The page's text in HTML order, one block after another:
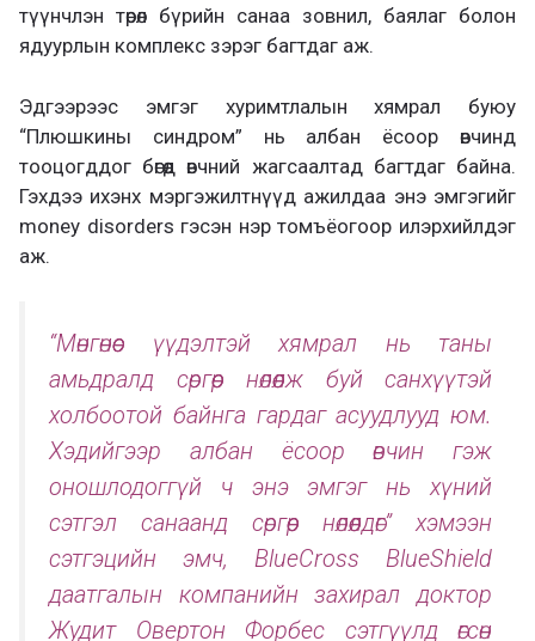
түүнчлэн төрөл бүрийн санаа зовнил, баялаг болон
ядуурлын комплекс зэрэг багтдаг аж.
Эдгээрээс эмгэг хуримтлалын хямрал буюу
“Плюшкины синдром” нь албан ёсоор өвчинд
тооцогддог бөгөөд өвчний жагсаалтад багтдаг байна.
Гэхдээ ихэнх мэргэжилтнүүд ажилдаа энэ эмгэгийг
money disorders гэсэн нэр томъёогоор илэрхийлдэг
аж.
“Мөнгөнөөс үүдэлтэй хямрал нь таны
амьдралд сөргөөр нөлөөлж буй санхүүтэй
холбоотой байнга гардаг асуудлууд юм.
Хэдийгээр албан ёсоор өвчин гэж
оношлодоггүй ч энэ эмгэг нь хүний
сэтгэл санаанд сөргөөр нөлөөлдөг” хэмээн
сэтгэцийн эмч, BlueCross BlueShield
даатгалын компанийн захирал доктор
Жудит Овертон Форбес сэтгүүлд өгсөн